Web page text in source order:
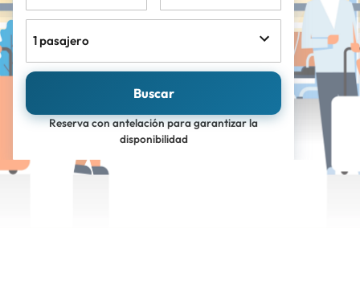
1 pasajero
Buscar
Reserva con antelación para garantizar la
disponibilidad